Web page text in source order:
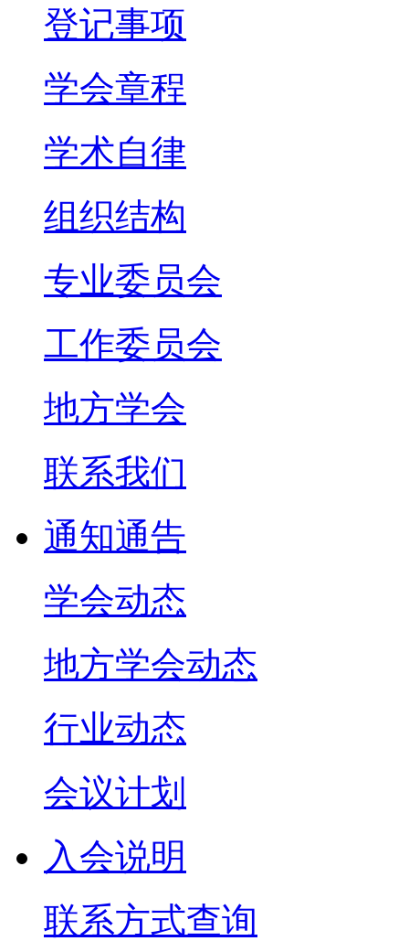
登记事项
学会章程
学术自律
组织结构
专业委员会
工作委员会
地方学会
联系我们
通知通告
学会动态
地方学会动态
行业动态
会议计划
入会说明
联系方式查询